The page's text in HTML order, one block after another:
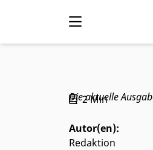
Die aktuelle
FT
2Min
Autor(en):
Redaktion